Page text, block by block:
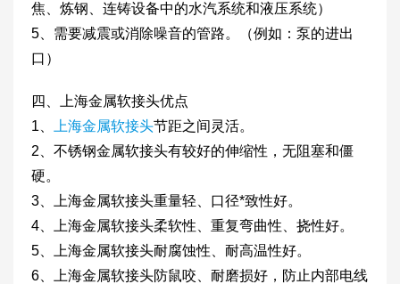
焦、炼钢、连铸设备中的水汽系统和液压系统）
5、需要减震或消除噪音的管路。（例如：泵的进出
口）
四、上海金属软接头优点
1、
上海金属软接头节距之间灵活。
2、不锈钢金属软接头有较好的伸缩性，无阻塞和僵
硬。
3、上海金属软接头重量轻、口径*致性好。
4、上海金属软接头柔软性、重复弯曲性、挠性好。
5、上海金属软接头耐腐蚀性、耐高温性好。
6、上海金属软接头防鼠咬、耐磨损好，防止内部电线